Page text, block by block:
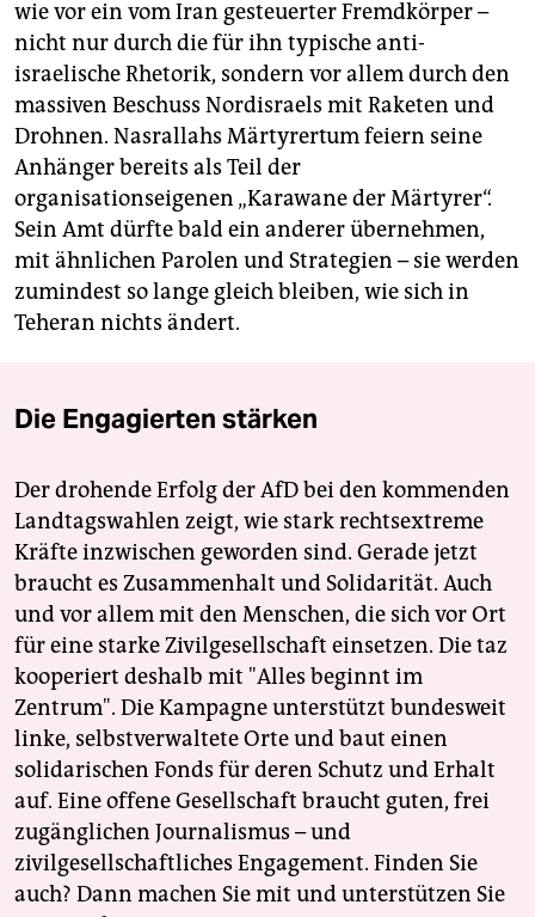
wie vor ein vom Iran gesteuerter Fremdkörper –
nicht nur durch die für ihn typische anti-
israelische Rhetorik, sondern vor allem durch den
massiven Beschuss Nordisraels mit Raketen und
Drohnen. Nasrallahs Märtyrertum feiern seine
Anhänger bereits als Teil der
organisationseigenen „Karawane der Märtyrer“.
Sein Amt dürfte bald ein anderer übernehmen,
mit ähnlichen Parolen und Strategien – sie werden
zumindest so lange gleich bleiben, wie sich in
Teheran nichts ändert.
Die Engagierten stärken
Der drohende Erfolg der AfD bei den kommenden
Landtagswahlen zeigt, wie stark rechtsextreme
Kräfte inzwischen geworden sind. Gerade jetzt
braucht es Zusammenhalt und Solidarität. Auch
und vor allem mit den Menschen, die sich vor Ort
für eine starke Zivilgesellschaft einsetzen. Die taz
kooperiert deshalb mit "Alles beginnt im
Zentrum". Die Kampagne unterstützt bundesweit
linke, selbstverwaltete Orte und baut einen
solidarischen Fonds für deren Schutz und Erhalt
auf. Eine offene Gesellschaft braucht guten, frei
zugänglichen Journalismus – und
zivilgesellschaftliches Engagement. Finden Sie
auch? Dann machen Sie mit und unterstützen Sie